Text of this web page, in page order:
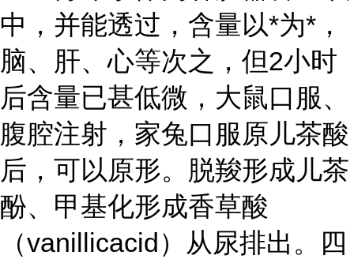
中，并能透过，含量以*为*，
脑、肝、心等次之，但2小时
后含量已甚低微，大鼠口服、
腹腔注射，家兔口服原儿茶酸
后，可以原形。脱羧形成儿茶
酚、甲基化形成香草酸
（vanillicacid）从尿排出。四